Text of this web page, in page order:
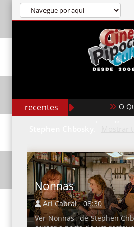
recentes O
Mostrando postagens
Nonnas
Ari Cabral
08:30
Ver Nonnas , de Stephen